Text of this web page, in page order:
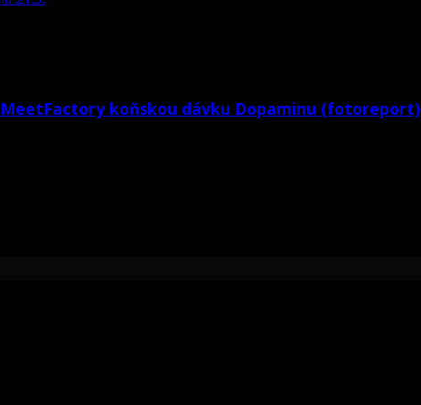
koňskou dávku Dopaminu (fotoreport)